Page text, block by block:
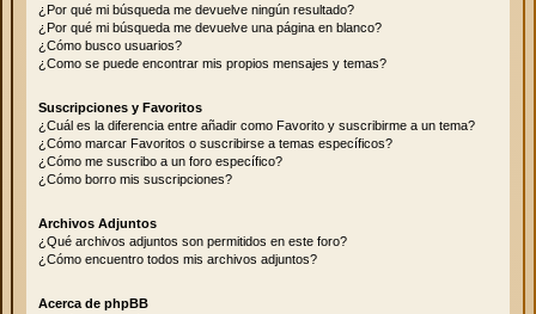
¿Por qué mi búsqueda me devuelve ningún resultado?
¿Por qué mi búsqueda me devuelve una página en blanco?
¿Cómo busco usuarios?
¿Como se puede encontrar mis propios mensajes y temas?
Suscripciones y Favoritos
¿Cuál es la diferencia entre añadir como Favorito y suscribirme a un tema?
¿Cómo marcar Favoritos o suscribirse a temas específicos?
¿Cómo me suscribo a un foro específico?
¿Cómo borro mis suscripciones?
Archivos Adjuntos
¿Qué archivos adjuntos son permitidos en este foro?
¿Cómo encuentro todos mis archivos adjuntos?
Acerca de phpBB